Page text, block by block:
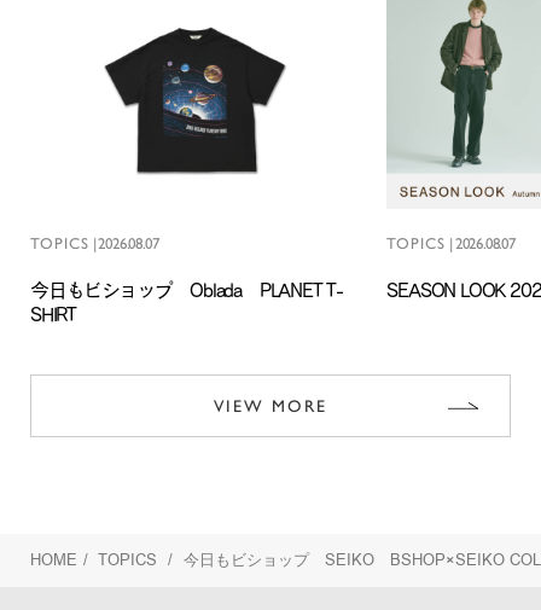
TOPICS |2026.08.07
今日もビショップ Oblada PLANET T-
SHIRT
TOPICS | 2026.08.07
SEASON LOOK
VIEW MORE
HOME / TOPICS / 今日もビショップ SEIKO BSHOP×SEIKO